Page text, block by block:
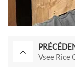
Vsee Rice